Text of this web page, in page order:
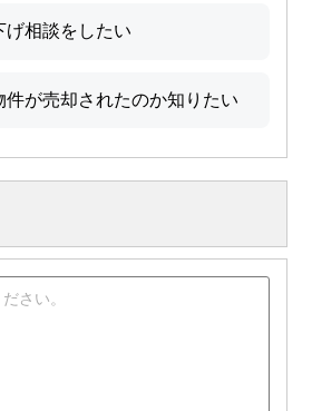
げ相談をしたい
件が売却されたのか知りたい